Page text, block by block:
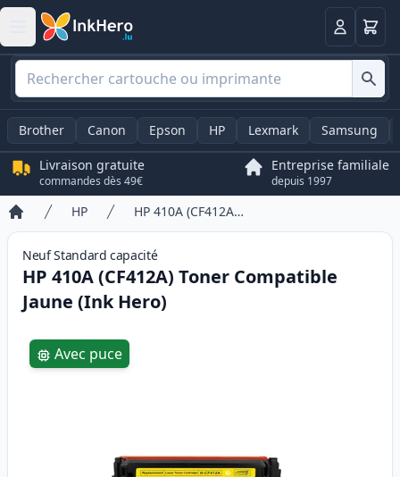
Panier
Brother Canon Epson HP Lexmark Samsung
Livraison gratuite
commandes dès 49€
Entreprise familiale
depuis 1997
Accueil
HP HP 410A (CF412A) Toner Compatible Jaune (Ink Hero)
NeufStandard capacité
HP 410A (CF412A) Toner Compatible
Jaune (Ink Hero)
Product information
Avec puce